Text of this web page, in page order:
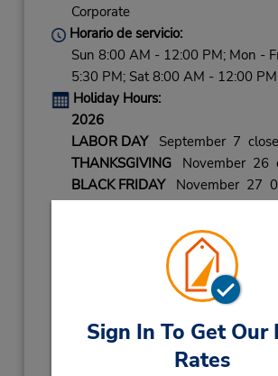
Sign In To Get Our
Rates
Corporate
Horario de servicio:
Sun 8:00 AM - 12:00 PM; Mon -
5:30 PM; Sat 8:00 AM - 12:00 PM
Holiday Hours:
2026
LABOR DAYSeptember 7
THANKSGIVINGNovember 26
BLACK FRIDAYNovember 27
December
December 25
NEW YEARS EVEDecember 31